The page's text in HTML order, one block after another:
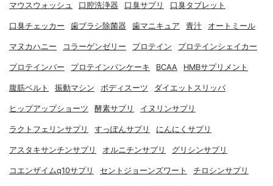
マウスウォッシュ 口腔洗浄器 口臭サプリ 口臭タブレット
口臭チェッカー 歯ブラシ除菌器 歯マニキュア 青汁 オートミール
マヌカハニー コラーゲンゼリー プロテイン プロテインシェイカー
プロテインバー プロテインパンケーキ BCAA HMBサプリメント
腹筋ベルト 振動マシン ボディスーツ ダイエットスリッパ
ヒップアップショーツ 酵素サプリ イヌリンサプリ
ラクトフェリンサプリ すっぽんサプリ にんにくサプリ
アスタキサンチンサプリ オルニチンサプリ グリシンサプリ
コエンザイムq10サプリ セントジョーンズワート チロシンサプリ